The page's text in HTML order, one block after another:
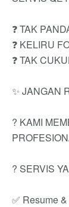
❓ TAK
❓ KELIRU
❓ TAK
✨ JANGAN
? KAMI
? SERVIS
✅ Resume